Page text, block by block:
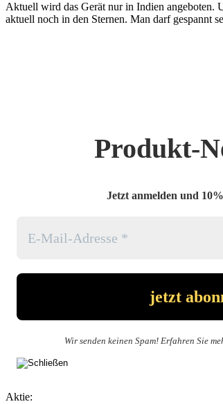
Aktuell wird das Gerät nur in Indien angeboten.
aktuell noch in den Sternen. Man darf gespannt
Produkt-
Jetzt anmelden und
Wir senden keinen Spam! Erfahren Sie
Aktie: